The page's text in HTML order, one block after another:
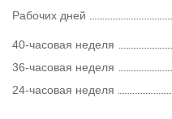
Рабочих дней
40-часовая неделя
36-часовая неделя
24-часовая неделя